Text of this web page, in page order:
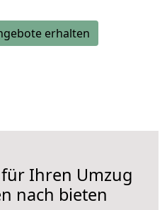
erhalten
Ihren Umzug
nach bieten